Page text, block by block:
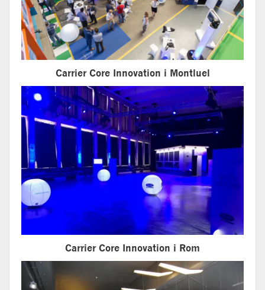
Carrier Core Innovation i Montluel
Carrier Core Innovation i Rom